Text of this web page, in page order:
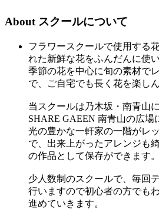
About スクールについて
フラワースクールで使用する
れた新鮮な花をふんだんに使
季節の花を中心に旬の素材で
で、ご自宅でも長く花を楽し
当スクールは乃木坂・南青山
SHARE GAEEN 南青山の広場
光の豊かな一軒家の一階がレ
で、出来上がったアレンジも
の作品として保存ができます。
少人数制のスクールで、毎回
行いますので初心者の方でも
進めていきます。